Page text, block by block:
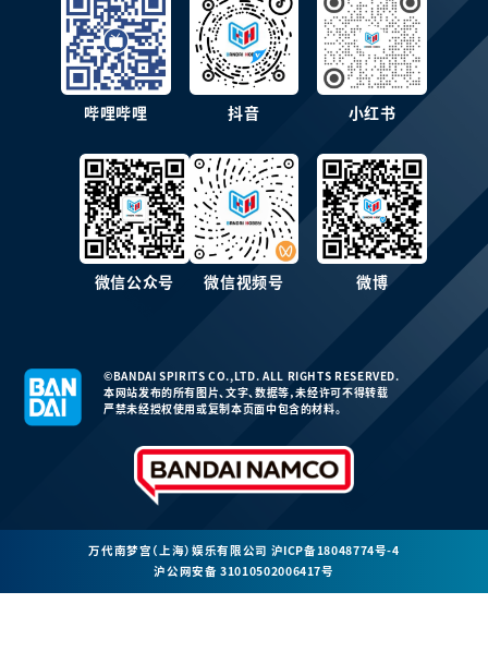
哔哩哔哩 抖音 小红书
微信公众号 微信视频号 微博
©BANDAI SPIRITS CO.,LTD. ALL RIGHTS RESERVED.
本网站发布的所有图片、文字、数据等，未经许可不得转载
严禁未经授权使用或复制本页面中包含的材料。
万代南梦宫（上海）娱乐有限公司 沪ICP备18048774号-4
沪公网安备 31010502006417号